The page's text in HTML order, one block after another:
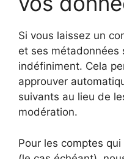
Si vous laissez un
et ses métadonnées
indéfiniment. Cela
approuver
suivants au lieu de
modération.
Pour les comptes